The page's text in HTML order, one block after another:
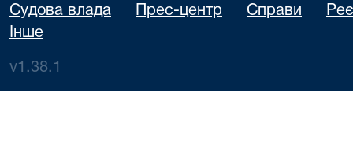
Судова влада Прес-центр Справи
Інше
v1.38.1